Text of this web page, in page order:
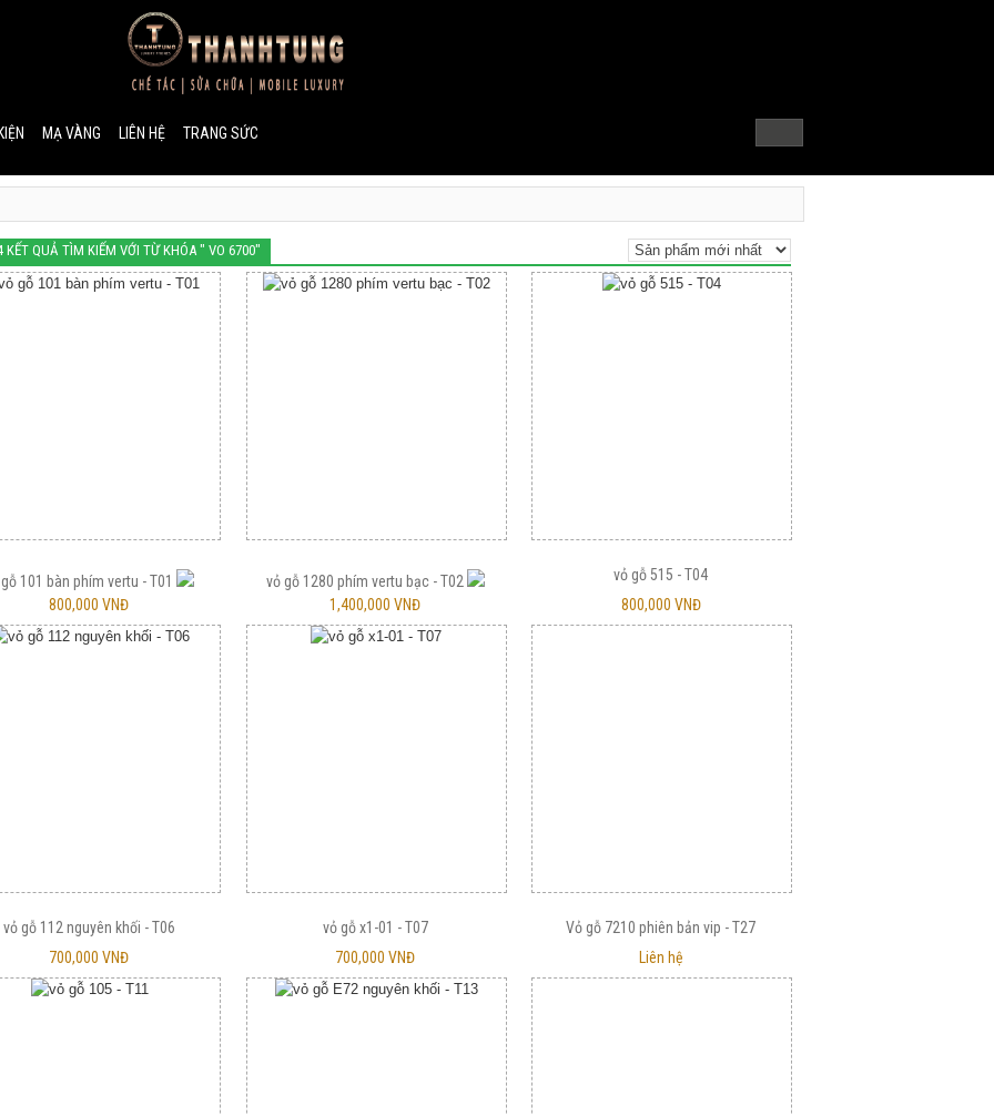
MẠ VÀNG LIÊN HỆ TRANG SỨC
KẾT QUẢ TÌM KIẾM VỚI TỪ KHÓA " VO 6700"
101 bàn phím vertu - T01
800,000 VNĐ
vỏ gỗ 1280 phím vertu bạc - T02
1,400,000 VNĐ
vỏ gỗ 515 - T04
800,000 VNĐ
vỏ gỗ 112 nguyên khối - T06
700,000 VNĐ
vỏ gỗ x1-01 - T07
700,000 VNĐ
Vỏ gỗ 7210 phiên bản vip - T27
Liên hệ